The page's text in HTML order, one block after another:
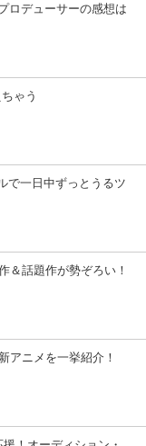
ロデューサーの感想は
ゃう
で一日中ずっとうるツ
＆話題作が勢ぞろい！
アニメを一挙紹介！